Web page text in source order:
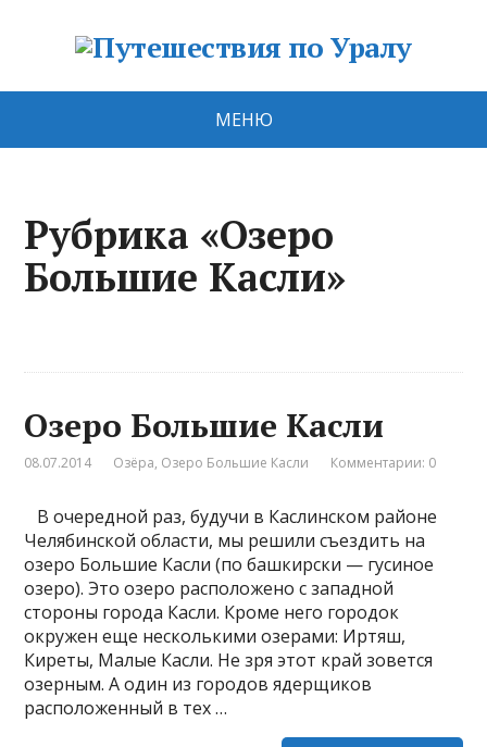
МЕНЮ
Рубрика «Озеро
Большие Касли»
Озеро Большие Касли
08.07.2014 Озёра, Озеро Большие Касли Комментарии: 0
В очередной раз, будучи в Каслинском районе
Челябинской области, мы решили съездить на
озеро Большие Касли (по башкирски — гусиное
озеро). Это озеро расположено с западной
стороны города Касли. Кроме него городок
окружен еще несколькими озерами: Иртяш,
Киреты, Малые Касли. Не зря этот край зовется
озерным. А один из городов ядерщиков
расположенный в тех …